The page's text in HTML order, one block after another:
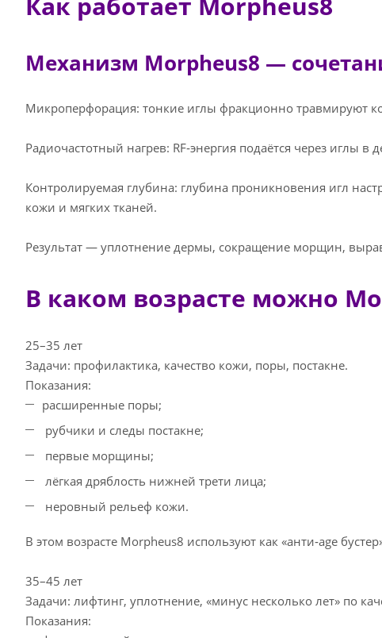
Механизм Morpheus8 —
Микроперфорация: тонкие иглы фракционно травмируют
Радиочастотный нагрев: RF‑энергия подаётся через иглы
Контролируемая глубина: глубина проникновения игл
кожи и мягких тканей.
Результат — уплотнение дермы, сокращение морщин,
В каком возрасте можно
25–35 лет
Задачи: профилактика, качество кожи, поры, постакне.
Показания:
расширенные поры;
рубчики и следы постакне;
первые морщины;
лёгкая дряблость нижней трети лица;
неровный рельеф кожи.
В этом возрасте Morpheus8 используют как «анти‑age
35–45 лет
Задачи: лифтинг, уплотнение, «минус несколько лет» по
Показания: